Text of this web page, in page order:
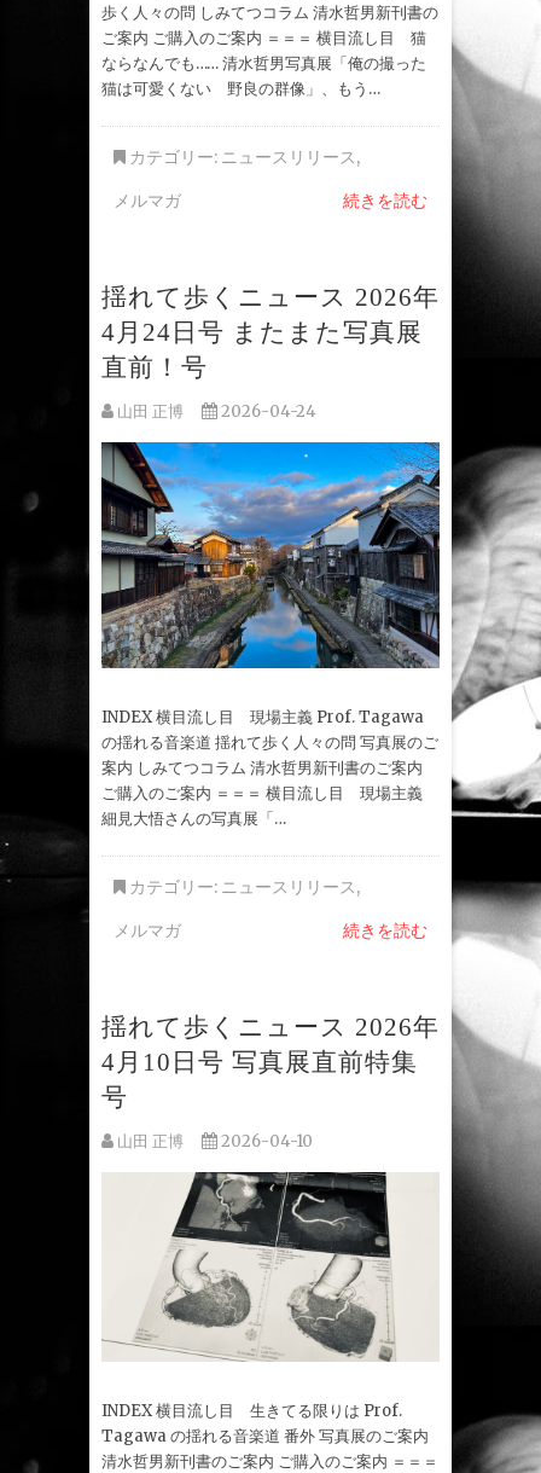
歩く人々の問 しみてつコラム 清水哲男新刊書の
ご案内 ご購入のご案内 ＝＝＝ 横目流し目 猫
ならなんでも…… 清水哲男写真展「俺の撮った
猫は可愛くない 野良の群像」、もう…
カテゴリー: ニュースリリース,
メルマガ
続きを読む
揺れて歩くニュース 2026年
4月24日号 またまた写真展
直前！号
山田 正博 2026-04-24
INDEX 横目流し目 現場主義 Prof. Tagawa
の揺れる音楽道 揺れて歩く人々の問 写真展のご
案内 しみてつコラム 清水哲男新刊書のご案内
ご購入のご案内 ＝＝＝ 横目流し目 現場主義
細見大悟さんの写真展「…
カテゴリー: ニュースリリース,
メルマガ
続きを読む
揺れて歩くニュース 2026年
4月10日号 写真展直前特集
号
山田 正博 2026-04-10
INDEX 横目流し目 生きてる限りは Prof.
Tagawa の揺れる音楽道 番外 写真展のご案内
清水哲男新刊書のご案内 ご購入のご案内 ＝＝＝